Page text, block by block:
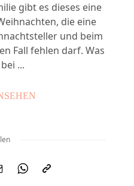
gibt es dieses eine
die eine
und beim
Fall fehlen darf. Was
...